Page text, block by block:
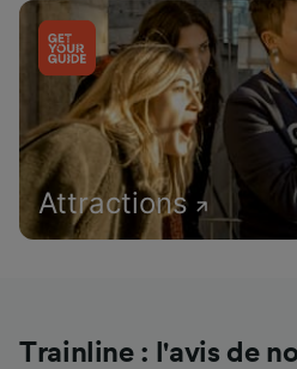
Attractions
Trainline : l'avis de